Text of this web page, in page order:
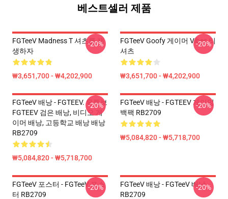
베스트셀러 제품
FGTeeV Madness T 셔츠를 재
생하자
₩3,651,700 - ₩4,202,900
-20%
FGTeeV Goofy 게이머 Vibes 티
셔츠
₩3,651,700 - ₩4,202,900
-20%
FGTeeV 배낭 - FGTEEV. 유튜브
FGTEEV 검은 배낭, 비디오 게
이머 배낭, 고등학교 배낭 배낭
RB2709
₩5,084,820 - ₩5,718,700
-20%
FGTeeV 배낭 - FGTEEV 게이밍
백팩 RB2709
₩5,084,820 - ₩5,718,700
-20%
FGTeeV 포스터 - FGTeeV 포스
터 RB2709
-20%
FGTeeV 배낭 - FGTeeV 배낭
RB2709
-20%